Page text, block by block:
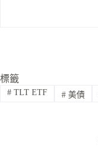
標籤
#TLT ETF #美債